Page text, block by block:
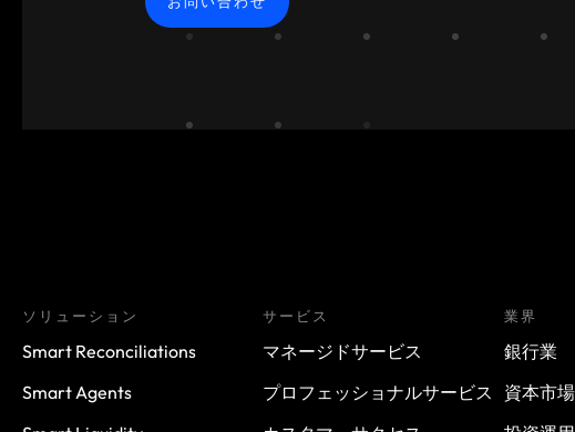
ソリューション
Smart Reconciliations
Smart Agents
サービス
マネージドサービス
プロフェッショナルサービス
業界
銀行業
資本市場